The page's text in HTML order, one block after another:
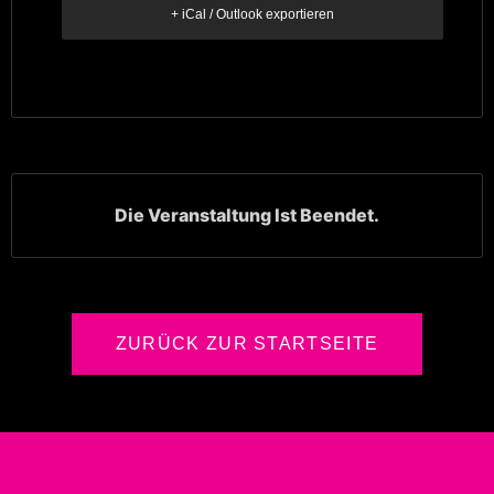
+ iCal / Outlook exportieren
Die Veranstaltung Ist Beendet.
ZURÜCK ZUR STARTSEITE